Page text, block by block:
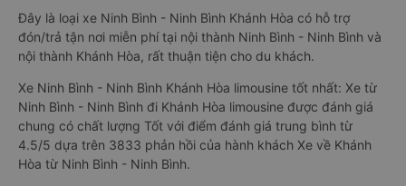
Đây là loại xe Ninh Bình - Ninh Bình Khánh Hòa có hỗ trợ
đón/trả tận nơi miễn phí tại nội thành Ninh Bình - Ninh Bình và
nội thành Khánh Hòa, rất thuận tiện cho du khách.
Xe Ninh Bình - Ninh Bình Khánh Hòa limousine tốt nhất: Xe từ
Ninh Bình - Ninh Bình đi Khánh Hòa limousine được đánh giá
chung có chất lượng Tốt với điểm đánh giá trung bình từ
4.5/5 dựa trên 3833 phản hồi của hành khách Xe về Khánh
Hòa từ Ninh Bình - Ninh Bình.